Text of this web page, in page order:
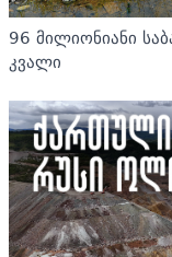
96 მილიონიანი
კვალი